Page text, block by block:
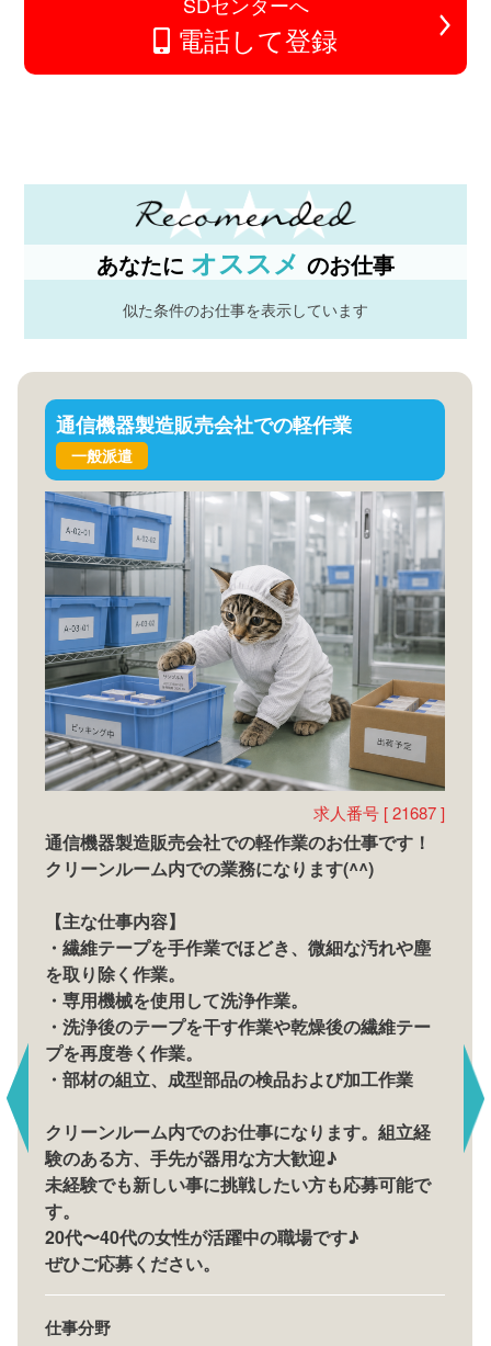
電話して登録
あなたに オススメ のお仕事
似た条件のお仕事を表示しています
通信機器製造販売会社での軽作業
一般派遣
求人番号 [ 21687 ]
通信機器製造販売会社での軽作業のお仕事です！
クリーンルーム内での業務になります(^^)
【主な仕事内容】
・繊維テープを手作業でほどき、微細な汚れや塵
を取り除く作業。
・専用機械を使用して洗浄作業。
・洗浄後のテープを干す作業や乾燥後の繊維テー
プを再度巻く作業。
・部材の組立、成型部品の検品および加工作業
クリーンルーム内でのお仕事になります。組立経
験のある方、手先が器用な方大歓迎♪
未経験でも新しい事に挑戦したい方も応募可能で
す。
20代〜40代の女性が活躍中の職場です♪
ぜひご応募ください。
仕事分野